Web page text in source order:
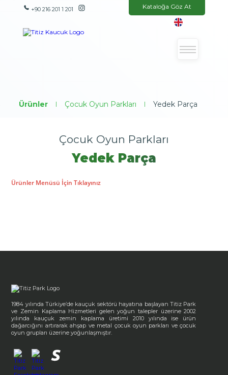
+90 216 201 1 201 Kataloğa Göz At
Ürünler | Çocuk Oyun Parkları | Yedek Parça
Çocuk Oyun Parkları
Yedek Parça
Ürünler Menüsü İçin Tıklayınız
1984 yılında Türkiye’de kauçuk sektörü hayatına başlayan Titiz Park
ve Zemin Kaplama Hizmetleri gelen yoğun talepler üzerine 2002
yılında kauçuk zemin kaplama üretimi 2010 yılında ise ürün
dağarcığını artırarak ahşap ve metal çocuk oyun parkları ve çocuk
oyun grupları üzerine yoğunlaşmıştır.